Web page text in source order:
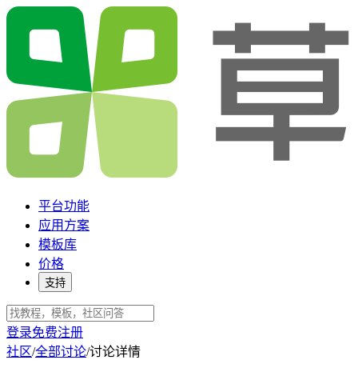
平台功能
应用方案
模板库
价格
支持
登录免费注册
社区/全部讨论/讨论详情